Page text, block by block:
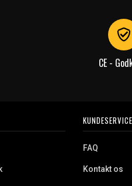
CE -
KUNDESERVICE
FAQ
Kontakt os